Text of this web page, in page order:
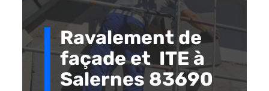
Ravalement de
façade et ITE à
Salernes 83690